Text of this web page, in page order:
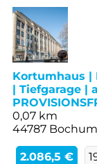
Kortumhaus |
| Tiefgarage |
0,07 km
44787
2.086,5 €